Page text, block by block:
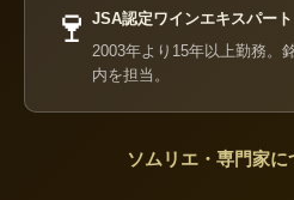
🍷 JSA認定ワインエキスパー
2003年より15年以上勤務。
内を担当。
ソムリエ・専門家